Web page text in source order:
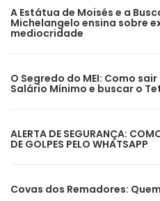
A Estátua de Moisés e a
Michelangelo ensina sobre
mediocridade
O Segredo do MEI: Como
Salário Mínimo e buscar o
ALERTA DE SEGURANÇA:
DE GOLPES PELO WHATSAPP
Covas dos Remadores: